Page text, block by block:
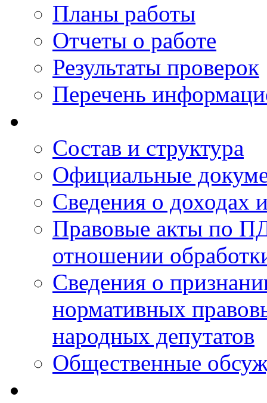
Планы работы
Отчеты о работе
Результаты проверок
Перечень
Состав и структура
Официальные
Сведения о доходах
Правовые акты по
отношении
Сведения о
нормативных
народных депутатов
Общественные